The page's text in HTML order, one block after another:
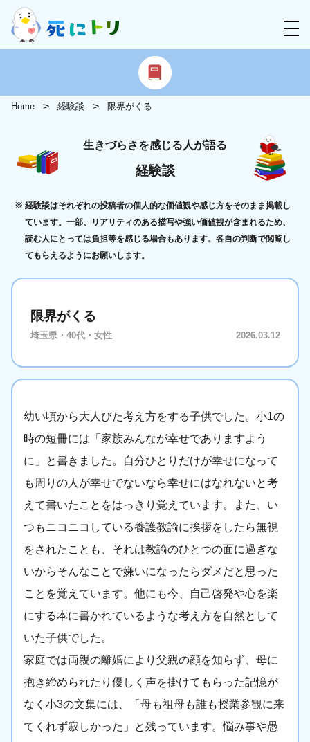
Home 経験談 限界がくる
生きづらさを感じる人が語る
経験談
経験談はそれぞれの投稿者の個人的な価値観や感じ方をそのまま掲載し
ています。一部、リアリティのある描写や強い価値観が含まれるため、
読む人にとっては負担等を感じる場合もあります。各自の判断で閲覧し
てもらえるようにお願いします。
限界がくる
埼玉県・40代・女性 2026.03.12
幼い頃から大人びた考え方をする子供でした。小1の
時の短冊には「家族みんなが幸せでありますよう
に」と書きました。自分ひとりだけが幸せになって
も周りの人が幸せでないなら幸せにはなれないと考
えて書いたことをはっきり覚えています。また、い
つもニコニコしている養護教諭に挨拶をしたら無視
をされたことも、それは教諭のひとつの面に過ぎな
いからそんなことで嫌いになったらダメだと思った
ことを覚えています。他にも今、自己啓発や心を楽
にする本に書かれているような考え方を自然として
いた子供でした。
家庭では両親の離婚により父親の顔を知らず、母に
抱き締められたり優しく声を掛けてもらった記憶が
なく小3の文集には、「母も祖母も誰も授業参観に来
てくれず寂しかった」と残っています。悩み事や愚